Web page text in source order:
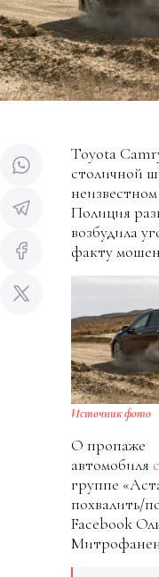
Toyota
столичной
Полиция
возбудила
факту
Источник фото
О пропаже
автомобиля
группе
похвалить/
Facebook